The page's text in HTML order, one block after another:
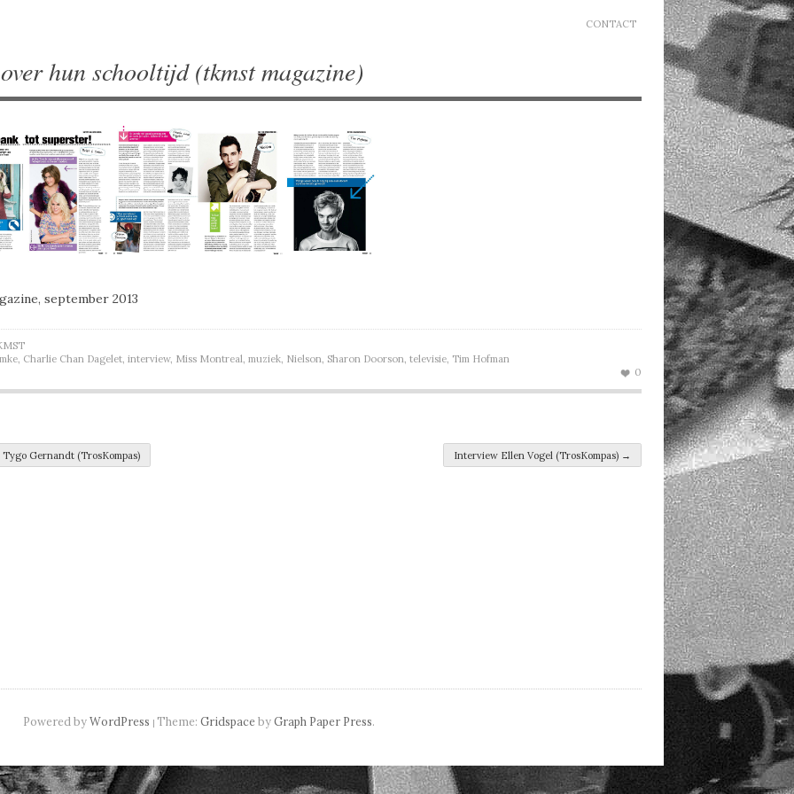
CONTACT
hun schooltijd (tkmst magazine)
september 2013
, Charlie Chan Dagelet, interview, Miss Montreal, muziek, Nielson, Sharon Doorson, televisie, Tim Hofman
0
Gernandt (TrosKompas) Interview Ellen Vogel (TrosKompas) →
Powered byWordPress | Theme: GridspacebyGraph Paper Press.